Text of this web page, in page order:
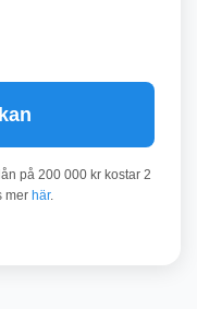
på 200 000 kr kostar 2
mer här.